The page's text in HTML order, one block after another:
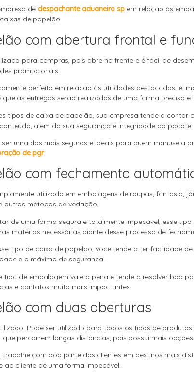
de despachante aduaneiro sp em relação às
de papelão.
com abertura frontal e
para compras, pois abre na frente e é fácil de
promocionais.
perfeito em relação às utilidades destacadas, é
as entregas serão realizadas de uma forma precisa e
tipos de caixa de papelão, sua empresa tende a contar
além da sua segurança e integridade do pacote.
uma das mais seguras e ideais para quem manuseia
de pgr.
com fechamento
utilizado em embalagens de roupas, fantasia,
outros métodos de vedação.
de uma forma segura e totalmente impecável, esse
matérias necessárias diante desse processo de
tipo de caixa de papelão, você tende a ter facilidade
e o máximo de segurança.
tipo de embalagem vale a pena e tende a resolver boa
e contatos muito mais impactantes.
com duas aberturas
Pode ser utilizado para todos os tipos de
percorrem longas distâncias, pois possui mais
trabalhe com boa parte dos clientes em destinos mais
ao cliente de uma forma impecável.